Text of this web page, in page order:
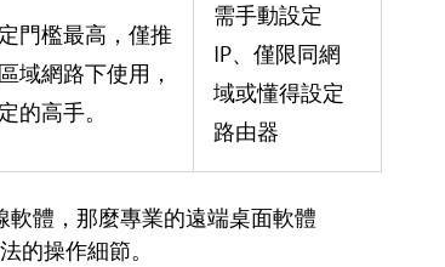
門檻最高，僅推
域網路下使用，
的高手。
需手動設定
IP、僅限同網
域或懂得設定
路由器
體，那麼專業的遠端桌面軟體
的操作細節。